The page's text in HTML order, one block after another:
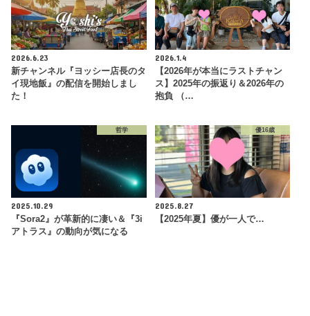
2026.6.23
新チャンネル『ヨッシー店長のタ
イ現地飯』の配信を開始しまし
た！
2026.1.4
【2026年が本当にラストチャン
ス】2025年の振返り＆2026年の
抱負 （…
哲学
2025.10.29
『Sora2』が革新的に凄い＆『3i
アトラス』の動向が気になる
優16歳
2025.8.27
【2025年夏】優が一人で…